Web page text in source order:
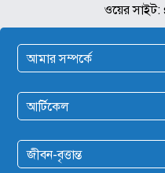
ওয়ের
আমার সম্পর্কে
আর্টিকেল
জীবন-বৃত্তান্ত